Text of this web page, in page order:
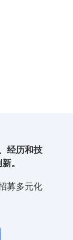
经历和技
。
募多元化